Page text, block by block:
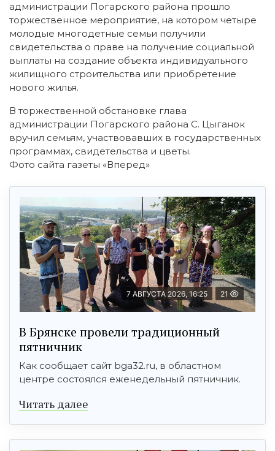
администрации Погарского района прошло
торжественное мероприятие, на котором четыре
молодые многодетные семьи получили
свидетельства о праве на получение социальной
выплаты на создание объекта индивидуального
жилищного строительства или приобретение
нового жилья.
В торжественной обстановке глава
администрации Погарского района С. Цыганок
вручил семьям, участвовавших в государственных
программах, свидетельства и цветы.
Фото сайта газеты «Вперед»
7 АВГУСТА 2026, 16:25 21
В Брянске провели традиционный
пятничник
Как сообщает сайт bga32.ru, в областном
центре состоялся еженедельный пятничник.
Читать далее